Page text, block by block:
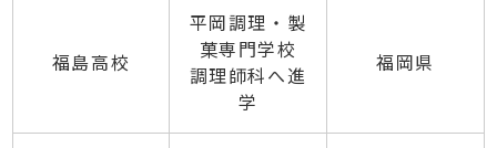
福島高校
平岡調理・製
菓専門学校
調理師科へ進
学
福岡県